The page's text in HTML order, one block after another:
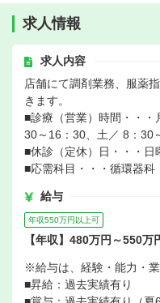
求人情報
求人内容
店舗にて調剤業務、服薬
きます。
■診療（営業）時間・・・
30～16：30、土／ 8：30
■休診（定休）日・・・日
■応需科目・・・循環器科
給与
年収550万円以上可
【年収】480万円～550万
※給与は、経験・能力・
■昇給：過去実績有り